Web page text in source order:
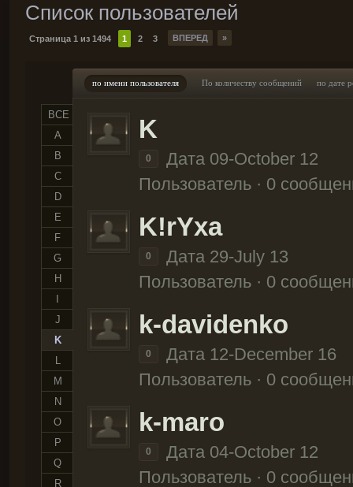
Список пользователей
Страница 1 из 1494 1 2 3 ВПЕРЕД »
ВСЕ
A
B
C
D
E
F
G
H
J
K
L
M
N
O
P
Q
R
по имени пользователя По количеству сообщений по дате
K
0
Дата 09-October 12
Пользователь · 0
K!rYxa
0
Дата 29-July 13
Пользователь · 0
k-davidenko
0
Дата 12-December 16
Пользователь · 0
k-maro
0
Дата 04-October 12
Пользователь · 0